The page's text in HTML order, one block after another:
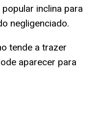
inclina para
negligenciado.
tende a trazer
aparecer para